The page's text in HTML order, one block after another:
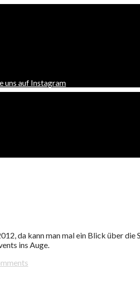
uns auf Instagram
da kann man mal ein Blick über
ins Auge.